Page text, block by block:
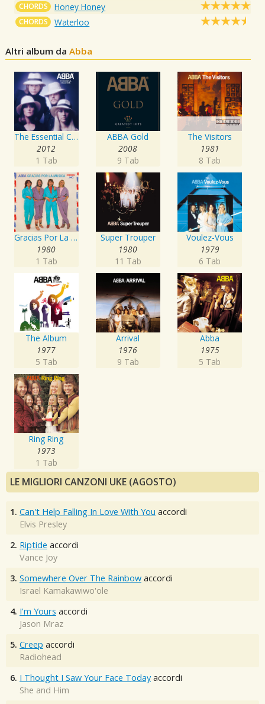
CHORDS Honey Honey
CHORDS Waterloo
Altri album daAbba
The Essential Collection
2012
1 Tab
ABBA Gold
2008
9 Tab
The Visitors
1981
8 Tab
Gracias Por La Musica
1980
1 Tab
Super Trouper
1980
11 Tab
Voulez-Vous
1979
6 Tab
The Album
1977
5 Tab
Arrival
1976
9 Tab
Abba
1975
5 Tab
Ring Ring
1973
1 Tab
LE MIGLIORI CANZONI UKE (AGOSTO)
1. Can't Help Falling In Love With You accordi
Elvis Presley
2. Riptide accordi
Vance Joy
3. Somewhere Over The Rainbow accordi
Israel Kamakawiwo'ole
4. I'm Yours accordi
Jason Mraz
5. Creep accordi
Radiohead
6. I Thought I Saw Your Face Today accordi
She and Him